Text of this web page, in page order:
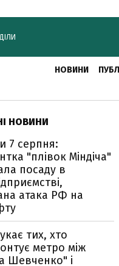
НОВИНИ
НОВИНИ
7 серпня:
"плівок Міндіча"
посаду в
атака РФ на
тих, хто
метро між
Шевченко" і